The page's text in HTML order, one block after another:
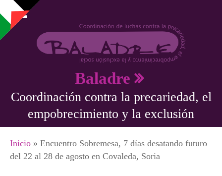
Pasar al contenido principal
Baladre
Coordinación contra la precariedad, el
empobrecimiento y la exclusión
Se encuentra usted aquí
Inicio » Encuentro Sobremesa, 7 días desatando futuro
del 22 al 28 de agosto en Covaleda, Soria